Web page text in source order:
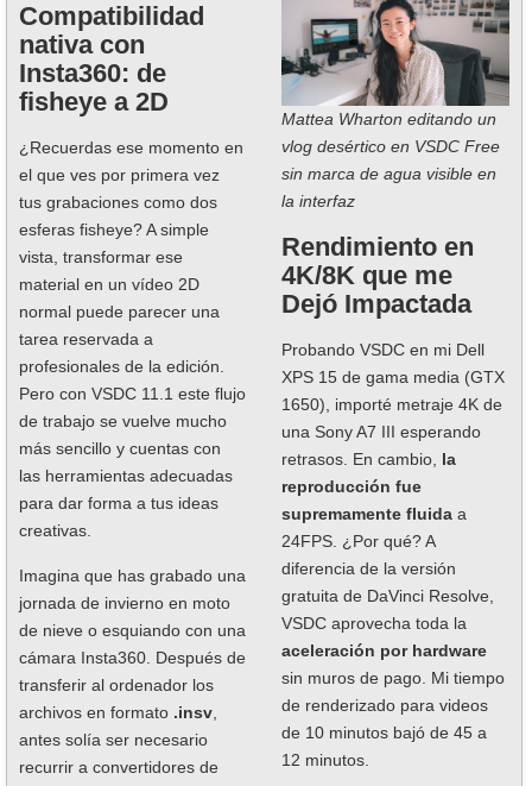
Compatibilidad
nativa con
Insta360: de
fisheye a 2D
¿Recuerdas ese momento en
el que ves por primera vez
tus grabaciones como dos
esferas fisheye? A simple
vista, transformar ese
material en un vídeo 2D
normal puede parecer una
tarea reservada a
profesionales de la edición.
Pero con VSDC 11.1 este flujo
de trabajo se vuelve mucho
más sencillo y cuentas con
las herramientas adecuadas
para dar forma a tus ideas
creativas.
Imagina que has grabado una
jornada de invierno en moto
de nieve o esquiando con una
cámara Insta360. Después de
transferir al ordenador los
archivos en formato .insv
antes solía ser necesario
recurrir a convertidores de
Mattea Wharton editando un
vlog desértico en VSDC Free
sin marca de agua visible en
la interfaz
Rendimiento en
4K/8K que me
Dejó Impactada
Probando VSDC en mi Dell
XPS 15 de gama media (GTX
1650), importé metraje 4K de
una Sony A7 III esperando
retrasos. En cambio, la
reproducción fue
supremamente fluida a
24FPS. ¿Por qué? A
diferencia de la versión
gratuita de DaVinci Resolve,
VSDC aprovecha toda la
aceleración por hardware
sin muros de pago. Mi tiempo
de renderizado para videos
de 10 minutos bajó de 45 a
12 minutos.